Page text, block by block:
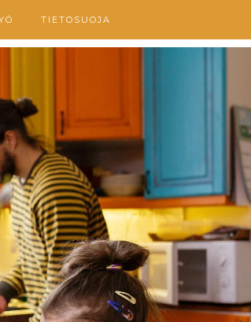
TIETOSUOJA